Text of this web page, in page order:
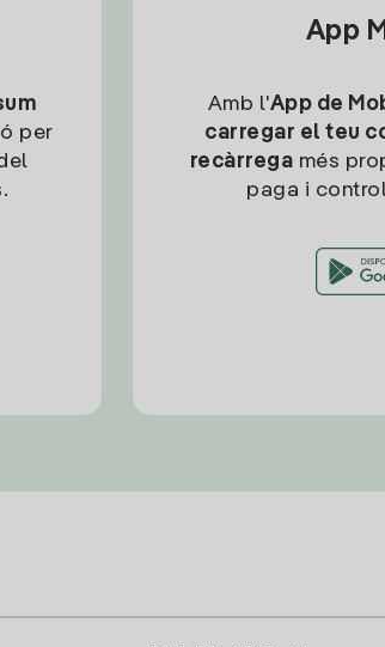
per
App
Amb l'App de
carregar el teu
recàrrega més
paga i